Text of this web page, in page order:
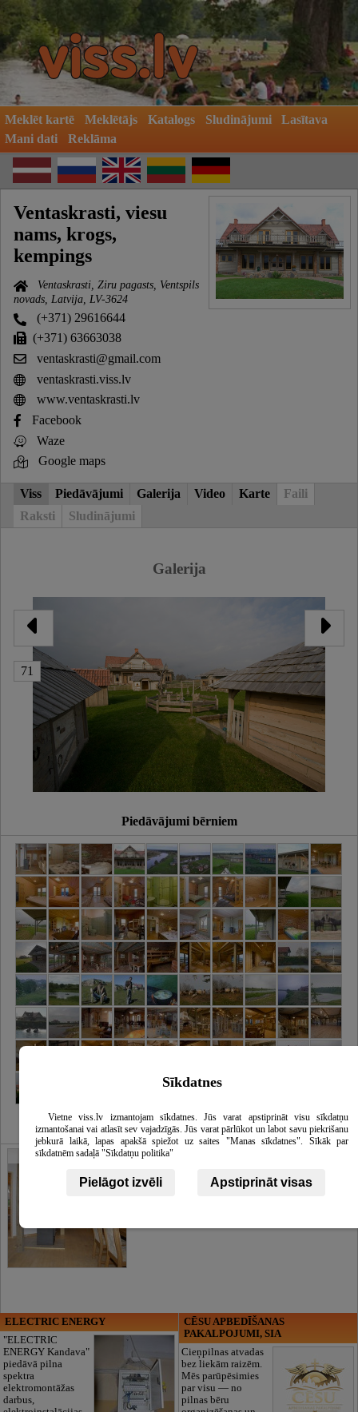
Meklēt kartē Meklētājs Katalogs Sludinājumi
Lasītava
Mani dati
Reklāma
Ventaskrasti, viesu
nams, krogs,
kempings
Ventaskrasti, Ziru pagasts, Ventspils
novads, Latvija, LV-3624
(+371) 29616644
(+371) 63663038
ventaskrasti@gmail.com
ventaskrasti.viss.lv
www.ventaskrasti.lv
Facebook
Waze
Google maps
Viss Piedāvājumi Galerija Video Karte
Faili
Raksti
Sludinājumi
Galerija
71
Piedāvājumi bērniem
Galerija
ELECTRIC ENERGY
"ELECTRIC
ENERGY Kandava"
piedāvā pilna
spektra
elektromontāžas
darbus,
CĒSU APBEDĪŠANAS
PAKALPOJUMI, SIA
Cieņpilnas atvadas
bez liekām raizēm.
Mēs parūpēsimies
par visu — no
pilnas bēru
Sīkdatnes
Vietne viss.lv izmantojam sīkdatnes. Jūs varat apstiprināt visu sīkdatņu
izmantošanai vai atlasīt sev vajadzīgās. Jūs varat pārlūkot un labot savu piekrišanu
jebkurā laikā, lapas apakšā spiežot uz saites "Manas sīkdatnes". Sīkāk par
sīkdatnēm sadaļā "Sīkdatņu politika"
Pielāgot izvēli Apstiprināt visas